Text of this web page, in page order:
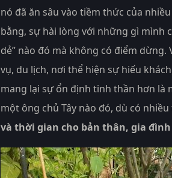
nó đã ăn sâu vào tiềm thức của
bằng, sự hài lòng với những gì mình
dẻ” nào đó mà không có điểm
vụ, du lịch, nơi thể hiện sự hiếu
mang lại sự ổn định tinh thần hơn là
một ông chủ Tây nào đó, dù có
và thời gian cho bản thân, gia đình